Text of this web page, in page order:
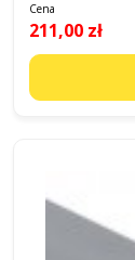
Cena
211,00 zł